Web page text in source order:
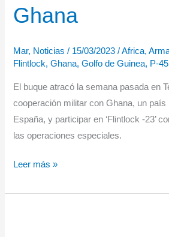
Ghana
Mar, Noticias / 15/03/2023/Africa,
Flintlock,Ghana,Golfo de Guinea, P-45
El buque atracó la semana pasada en
cooperación militar con Ghana, un país
España, y participar en ‘Flintlock -23’
las operaciones especiales.
El
“Audaz”
Leer más »